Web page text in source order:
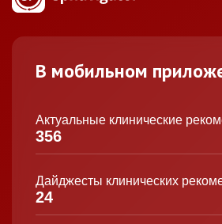
В мобильном
Актуальные клинические
356
Дайджесты клинических
24